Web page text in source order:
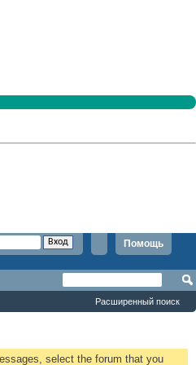
Помощь
Расширенный поиск
select the forum that you